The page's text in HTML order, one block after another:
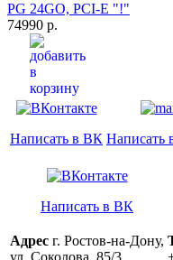
PG 24GO, PCI-E "!"
74990 р.
Написать в ВК Написать
Написать в ВК
Адрес г. Ростов-на-Дону,
ул. Соколова, 85/3